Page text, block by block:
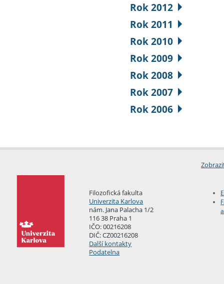
Rok 2012
Rok 2011
Rok 2010
Rok 2009
Rok 2008
Rok 2007
Rok 2006
Filozofická fakulta
Univerzita Karlova
nám. Jana Palacha 1/2
116 38 Praha 1
IČO: 00216208
DIČ: CZ00216208
Další kontakty
Podatelna